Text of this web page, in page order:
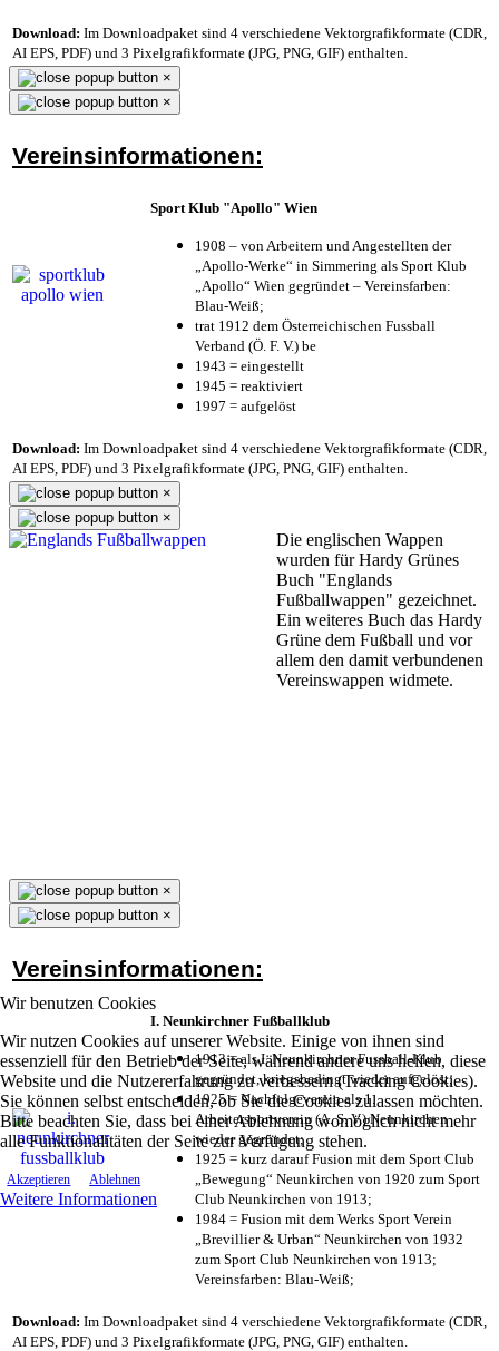
Wir benutzen Cookies
Wir nutzen Cookies auf unserer Website. Einige von ihnen sind
essenziell für den Betrieb der Seite, während andere uns helfen, diese
Website und die Nutzererfahrung zu verbessern (Tracking Cookies).
Sie können selbst entscheiden, ob Sie die Cookies zulassen möchten.
Bitte beachten Sie, dass bei einer Ablehnung womöglich nicht mehr
alle Funktionalitäten der Seite zur Verfügung stehen.
Akzeptieren Ablehnen
Weitere Informationen
Download: Im Downloadpaket sind 4 verschiedene Vektorgrafikformate (CDR,
AI EPS, PDF) und 3 Pixelgrafikformate (JPG, PNG, GIF) enthalten.
×
×
Vereinsinformationen:
Sport Klub "Apollo" Wien
1908 – von Arbeitern und Angestellten der
„Apollo-Werke“ in Simmering als Sport Klub
„Apollo“ Wien gegründet – Vereinsfarben:
Blau-Weiß;
trat 1912 dem Österreichischen Fussball
Verband (Ö. F. V.) be
1943 = eingestellt
1945 = reaktiviert
1997 = aufgelöst
Download: Im Downloadpaket sind 4 verschiedene Vektorgrafikformate (CDR,
AI EPS, PDF) und 3 Pixelgrafikformate (JPG, PNG, GIF) enthalten.
×
×
Die englischen Wappen
wurden für Hardy Grünes
Buch "Englands
Fußballwappen" gezeichnet.
Ein weiteres Buch das Hardy
Grüne dem Fußball und vor
allem den damit verbundenen
Vereinswappen widmete.
×
×
Vereinsinformationen:
I. Neunkirchner Fußballklub
1913 = als I. Neunkirchner Fussball-Klub
gegründet, kriegsbedingt wieder aufgelöst;
1925 = Nachfolgeverein als 1.
Arbeitersportverein (A. S. V.) Neunkirchen
wieder gegründet;
1925 = kurz darauf Fusion mit dem Sport Club
„Bewegung“ Neunkirchen von 1920 zum Sport
Club Neunkirchen von 1913;
1984 = Fusion mit dem Werks Sport Verein
„Brevillier & Urban“ Neunkirchen von 1932
zum Sport Club Neunkirchen von 1913;
Vereinsfarben: Blau-Weiß;
Download: Im Downloadpaket sind 4 verschiedene Vektorgrafikformate (CDR,
AI EPS, PDF) und 3 Pixelgrafikformate (JPG, PNG, GIF) enthalten.